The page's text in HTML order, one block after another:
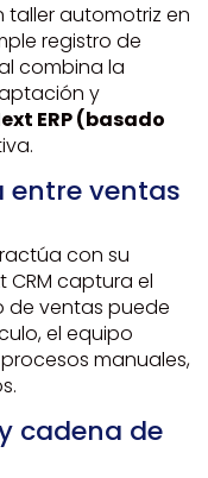
taller automotriz en
registro de
combina la
y
ERP (basado
entre ventas
con su
CRM captura el
de ventas puede
el equipo
manuales,
cadena de